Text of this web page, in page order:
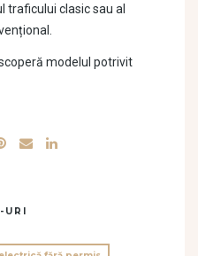
traficului clasic sau al
modelul potrivit
URI